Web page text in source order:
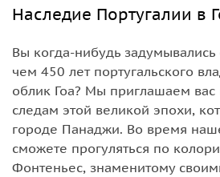
Наследие Португалии в
Вы когда-нибудь
чем 450 лет португальского
облик Гоа? Мы приглашаем вас
следам этой великой эпохи,
городе Панаджи. Во время
сможете прогуляться по
Фонтеньес, знаменитому